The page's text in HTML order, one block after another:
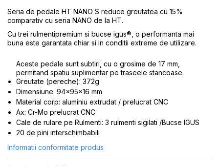
DIVERSE
Accesorii Remorca
Roti ajutatoare
Scaune pentru Copii
Transport si Depozitare
ROTI SPATE
FRANE V-BRAKE
SET ROTI
SUSPENSII SPATE
BUTUCI ROATA
PINIOANE
SCHIMBATOR PINIOANE
SCHIMBATOR FOI
MANETE SCHIMBATOR
ETRIER FRANA
Seria de pedale HT NANO S reduce greutatea cu 15%
comparativ cu seria NANO de la HT.
Cu trei rulmentipremium si bucse igus®, o performanta mai
buna este garantata chiar si in conditii extreme de utilizare.
Aceste pedale sunt subtiri, cu o grosime de 17 mm,
permitand spatiu suplimentar pe traseele stancoase.
Greutate (pereche): 372g
Dimensiune: 94x95x16 mm
Material corp: aluminiu extrudat / prelucrat CNC
Ax: Cr-Mo prelucrat CNC
Cale de rulare pe Rulmenti: 3 rulmenti sigilati /Bucse IGUS
20 de pini interschimbabili
Informatii conformitate produs